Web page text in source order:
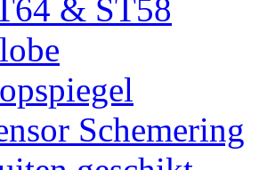
& ST58
Schemering